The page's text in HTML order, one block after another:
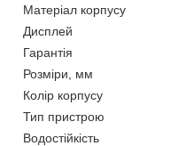
Матеріал корпусу
Дисплей
Гарантія
Розміри, мм
Колір корпусу
Тип пристрою
Водостійкість